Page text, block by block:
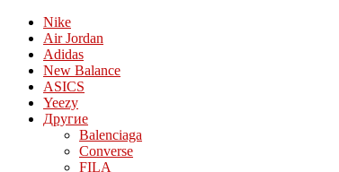
Nike
Air Jordan
Adidas
New Balance
ASICS
Yeezy
Другие
Balenciaga
Converse
FILA